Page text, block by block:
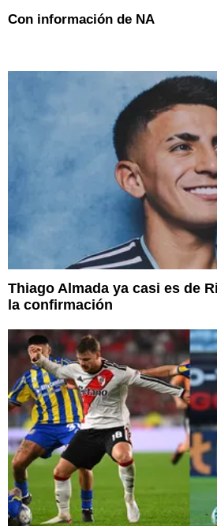
Con información de NA
Thiago Almada ya casi es de
la confirmación